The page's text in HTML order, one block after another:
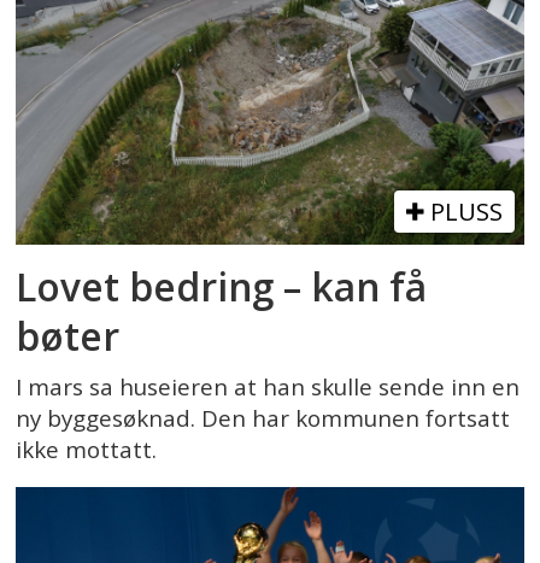
PLUSS
Lovet bedring – kan få
bøter
I mars sa huseieren at han skulle sende inn en
ny byggesøknad. Den har kommunen fortsatt
ikke mottatt.